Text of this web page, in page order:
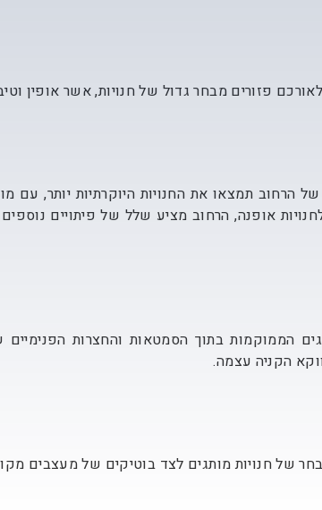
פזורים מבחר גדול של חנויות, אשר אופין
הרחוב תמצאו את החנויות היוקרתיות יותר, עם
אופנה, הרחוב מציע שלל של פיתויים
הממוקמות בתוך הסמטאות והחצרות הפנימיים
הקניה עצמה.
של חנויות מותגים לצד בוטיקים של מעצבים